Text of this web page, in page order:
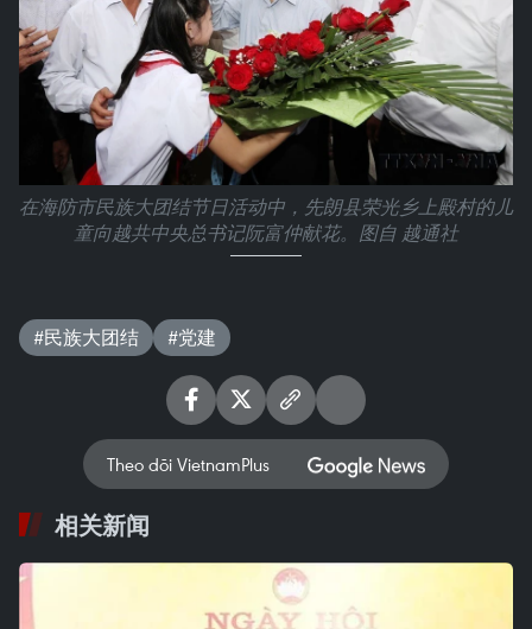
在海防市民族大团结节日活动中，先朗县荣光乡上殿村的儿
童向越共中央总书记阮富仲献花。图自 越通社
#民族大团结 #党建
Theo dõi VietnamPlus
相关新闻